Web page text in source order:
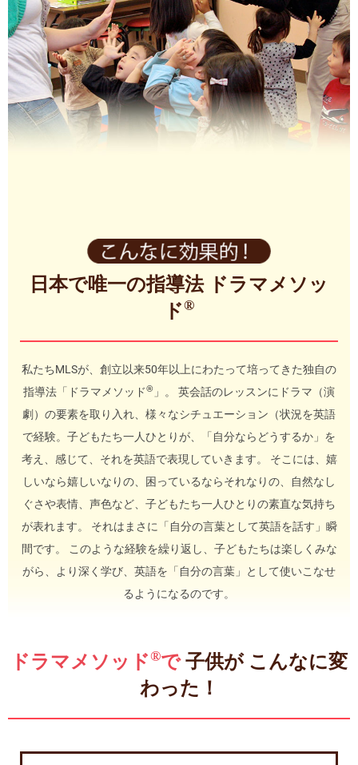
日本で唯一の指導法 ドラマメソッ
ド®
私たちMLSが、創立以来50年以上にわたって培ってきた独自の
指導法「ドラマメソッド® 」。 英会話のレッスンにドラマ（演
劇）の要素を取り入れ、様々なシチュエーション（状況を英語
で経験。子どもたち一人ひとりが、「自分ならどうするか」を
考え、感じて、それを英語で表現していきます。 そこには、嬉
しいなら嬉しいなりの、困っているならそれなりの、自然なし
ぐさや表情、声色など、子どもたち一人ひとりの素直な気持ち
が表れます。 それはまさに「自分の言葉として英語を話す」瞬
間です。 このような経験を繰り返し、子どもたちは楽しくみな
がら、より深く学び、英語を「自分の言葉」として使いこなせ
るようになるのです。
ドラマメソッド®で子供が こんなに変
わった！